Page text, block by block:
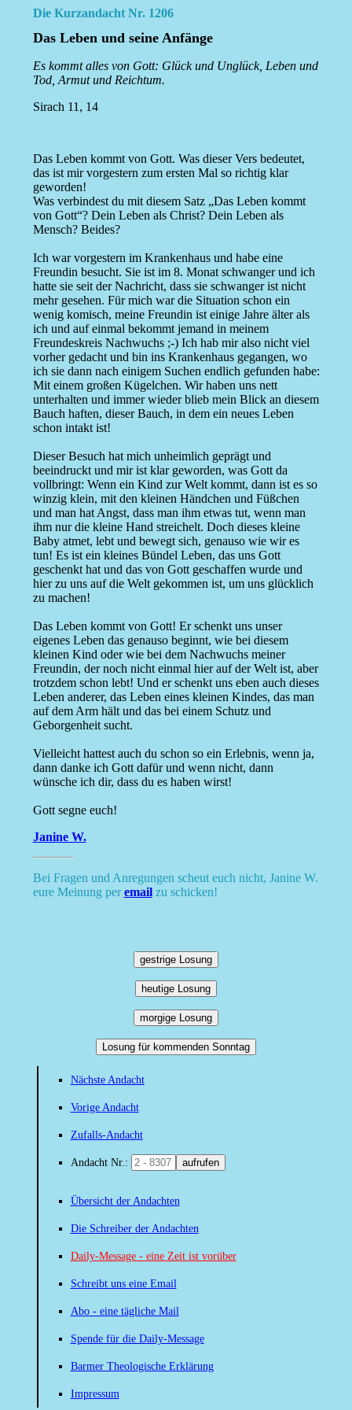
Die Kurzandacht Nr. 1206
Das Leben und seine Anfänge
Es kommt alles von Gott: Glück und Unglück, Leben und
Tod, Armut und Reichtum.
Sirach 11, 14
Das Leben kommt von Gott. Was dieser Vers bedeutet,
das ist mir vorgestern zum ersten Mal so richtig klar
geworden!
Was verbindest du mit diesem Satz „Das Leben kommt
von Gott“? Dein Leben als Christ? Dein Leben als
Mensch? Beides?
Ich war vorgestern im Krankenhaus und habe eine
Freundin besucht. Sie ist im 8. Monat schwanger und ich
hatte sie seit der Nachricht, dass sie schwanger ist nicht
mehr gesehen. Für mich war die Situation schon ein
wenig komisch, meine Freundin ist einige Jahre älter als
ich und auf einmal bekommt jemand in meinem
Freundeskreis Nachwuchs ;-) Ich hab mir also nicht viel
vorher gedacht und bin ins Krankenhaus gegangen, wo
ich sie dann nach einigem Suchen endlich gefunden habe:
Mit einem großen Kügelchen. Wir haben uns nett
unterhalten und immer wieder blieb mein Blick an diesem
Bauch haften, dieser Bauch, in dem ein neues Leben
schon intakt ist!
Dieser Besuch hat mich unheimlich geprägt und
beeindruckt und mir ist klar geworden, was Gott da
vollbringt: Wenn ein Kind zur Welt kommt, dann ist es so
winzig klein, mit den kleinen Händchen und Füßchen
und man hat Angst, dass man ihm etwas tut, wenn man
ihm nur die kleine Hand streichelt. Doch dieses kleine
Baby atmet, lebt und bewegt sich, genauso wie wir es
tun! Es ist ein kleines Bündel Leben, das uns Gott
geschenkt hat und das von Gott geschaffen wurde und
hier zu uns auf die Welt gekommen ist, um uns glücklich
zu machen!
Das Leben kommt von Gott! Er schenkt uns unser
eigenes Leben das genauso beginnt, wie bei diesem
kleinen Kind oder wie bei dem Nachwuchs meiner
Freundin, der noch nicht einmal hier auf der Welt ist, aber
trotzdem schon lebt! Und er schenkt uns eben auch dieses
Leben anderer, das Leben eines kleinen Kindes, das man
auf dem Arm hält und das bei einem Schutz und
Geborgenheit sucht.
Vielleicht hattest auch du schon so ein Erlebnis, wenn ja,
dann danke ich Gott dafür und wenn nicht, dann
wünsche ich dir, dass du es haben wirst!
Gott segne euch!
Janine W.
Bei Fragen und Anregungen scheut euch nicht, Janine W.
eure Meinung peremailzu schicken!
gestrige Losung
heutige Losung
morgige Losung
Losung für kommenden Sonntag
Nächste Andacht
Vorige Andacht
Zufalls-Andacht
Andacht Nr.: aufrufen
Übersicht der Andachten
Die Schreiber der Andachten
Daily-Message - eine Zeit ist vorüber
Schreibt uns eine Email
Abo - eine tägliche Mail
Spende für die Daily-Message
Barmer Theologische Erklärung
Impressum